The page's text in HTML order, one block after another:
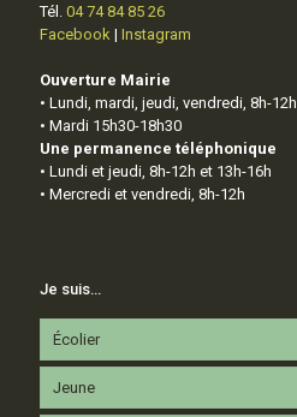
Tél. 04 74 84 85 26
Facebook | Instagram
Ouverture Mairie
• Lundi, mardi, jeudi, vendredi, 8h-12h
• Mardi 15h30-18h30
Une permanence téléphonique
• Lundi et jeudi, 8h-12h et 13h-16h
• Mercredi et vendredi, 8h-12h
Je suis…
Écolier
Jeune